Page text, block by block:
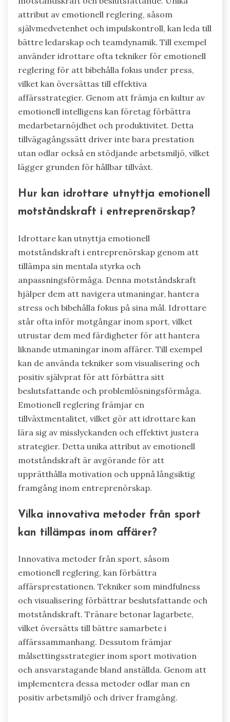
emotionell reglering kan
inspirera affärskoncept?
Emotionell reglering kan inspirera innovativa
affärskoncept genom att förbättra
motståndskraft och beslutsfattande. Unika
attribut av emotionell reglering, såsom
självmedvetenhet och impulskontroll, kan leda till
bättre ledarskap och teamdynamik. Till exempel
använder idrottare ofta tekniker för emotionell
reglering för att bibehålla fokus under press,
affärsstrategier. Genom att främja en kultur av
emotionell intelligens kan företag förbättra
medarbetarnöjdhet och produktivitet. Detta
utan odlar också en stödjande arbetsmiljö, vilket
lägger grunden för hållbar tillväxt.
Hur kan idrottare utnyttja emotionell
motståndskraft i entreprenörskap?
Idrottare kan utnyttja emotionell
motståndskraft i entreprenörskap genom att
tillämpa sin mentala styrka och
anpassningsförmåga. Denna motståndskraft
hjälper dem att navigera utmaningar, hantera
stress och bibehålla fokus på sina mål. Idrottare
står ofta inför motgångar inom sport, vilket
utrustar dem med färdigheter för att hantera
liknande utmaningar inom affärer. Till exempel
kan de använda tekniker som visualisering och
positiv självprat för att förbättra sitt
beslutsfattande och problemlösningsförmåga.
tillväxtmentalitet, vilket gör att idrottare kan
lära sig av misslyckanden och effektivt justera
strategier. Detta unika attribut av emotionell
upprätthålla motivation och uppnå långsiktig
framgång inom entreprenörskap.
Vilka innovativa metoder från sport
kan tillämpas inom affärer?
Innovativa metoder från sport, såsom
emotionell reglering, kan förbättra
affärsprestationen. Tekniker som mindfulness
och visualisering förbättrar beslutsfattande och